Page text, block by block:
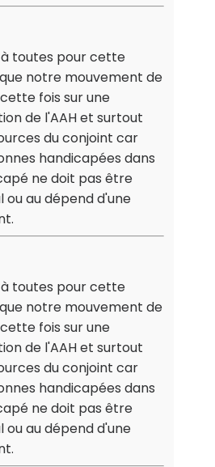
à toutes pour cette
notre mouvement de
fois sur une
de l'AAH et surtout
du conjoint car
handicapées dans
ne doit pas être
ou au dépend d'une
à toutes pour cette
notre mouvement de
fois sur une
de l'AAH et surtout
du conjoint car
handicapées dans
ne doit pas être
ou au dépend d'une